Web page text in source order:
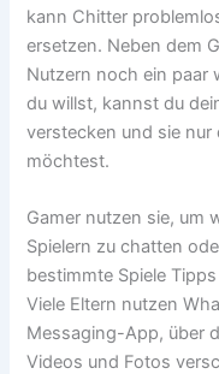
kann Chitter
ersetzen. Neben dem
Nutzern noch ein paar
du willst, kannst du
verstecken und sie
möchtest.
Gamer nutzen sie, um
Spielern zu chatten
bestimmte Spiele
Viele Eltern nutzen
Messaging-App, über
Videos und Fotos